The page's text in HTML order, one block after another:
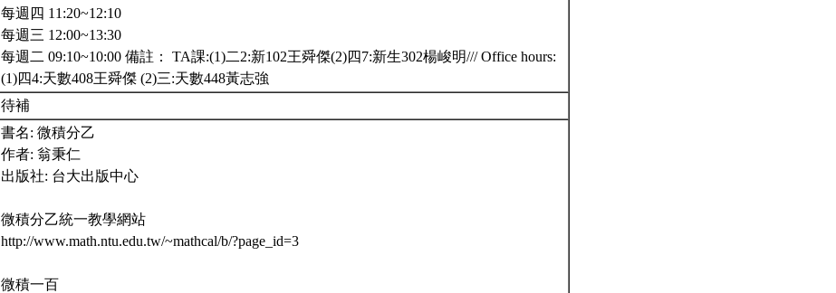
每週四 11:20~12:10
每週三 12:00~13:30
每週二 09:10~10:00 備註： TA課:(1)二2:新102王舜傑(2)四7:新生302楊峻明/// Office hours:
(1)四4:天數408王舜傑 (2)三:天數448黃志強
待補
書名: 微積分乙
作者: 翁秉仁
出版社: 台大出版中心
微積分乙統一教學網站
http://www.math.ntu.edu.tw/~mathcal/b/?page_id=3
微積一百